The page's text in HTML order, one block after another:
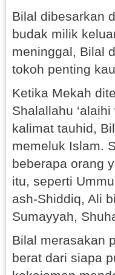
Bilal dibesarkan
budak milik
meninggal, Bilal
tokoh penting
Ketika Mekah
Shalallahu
kalimat tauhid,
memeluk Islam.
beberapa orang
itu, seperti
ash-Shiddiq, Ali
Sumayyah,
Bilal merasakan
berat dari siapa